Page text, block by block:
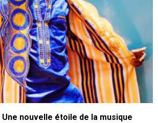
Une nouvelle étoile de la musique